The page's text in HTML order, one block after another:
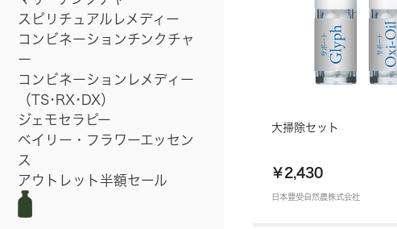
スピリチュアルレメディー
コンビネーションチンクチャ
ー
コンビネーションレメディー
（TS･RX･DX）
ジェモセラピー
ベイリー・フラワーエッセン
ス
アウトレット半額セール
大掃除セット
￥2,430
日本豊受自然農株式会社